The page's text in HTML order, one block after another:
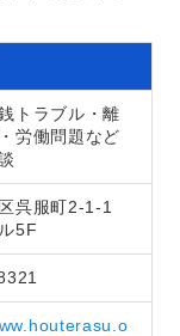
トラブル・離
労働問題など
呉服町2-1-1
5F